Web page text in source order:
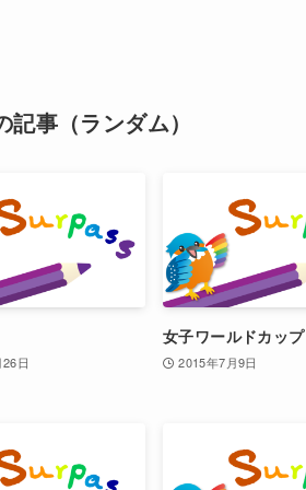
記事（ランダム）
日
女子ワールドカップ
2015年7月9日